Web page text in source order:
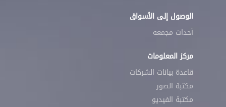
الوصول إلى الأسواق
أحداث مجمعه
مركز المعلومات
قاعدة بيانات الشركات
مكتبة الصور
مكتبة الفيديو